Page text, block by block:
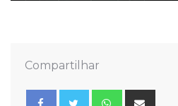
Compartilhar
Whatsapp